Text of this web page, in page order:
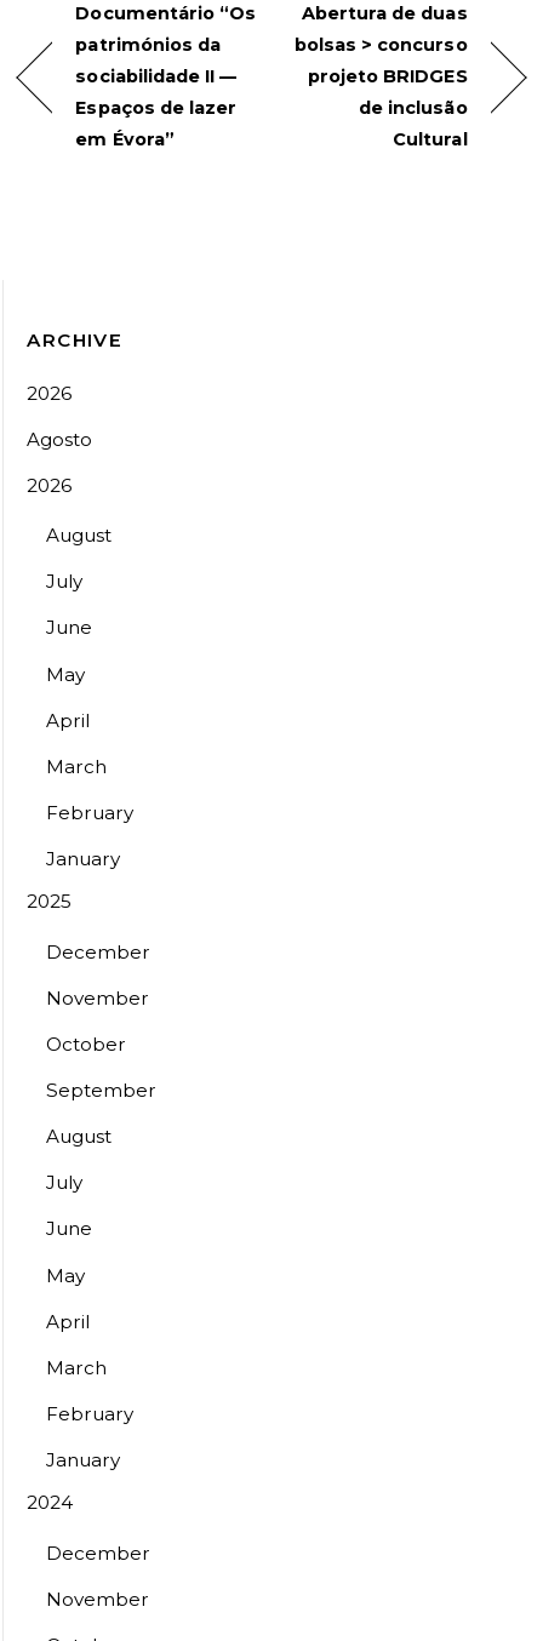
Documentário “Os
patrimónios da
sociabilidade II —
Espaços de lazer
em Évora”
Abertura de duas
bolsas > concurso
projeto BRIDGES
de inclusão
Cultural
ARCHIVE
2026
Agosto
2026
August
July
June
May
April
March
February
January
2025
December
November
October
September
August
July
June
May
April
March
February
January
2024
December
November